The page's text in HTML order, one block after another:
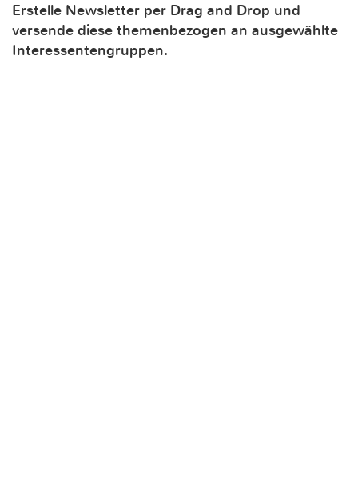
Erstelle Newsletter per Drag and Drop und
versende diese themenbezogen an ausgewählte
Interessentengruppen.